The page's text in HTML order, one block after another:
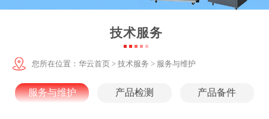
客户案例
技术服务
华云资讯
技术服务
您所在位置： 华云首页 > 技术服务 > 服务与维护
服务与维护 产品检测 产品备件